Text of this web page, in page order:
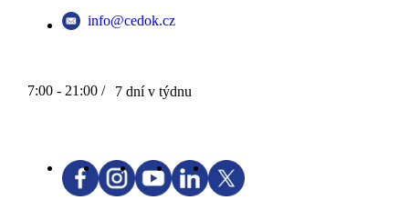
info@cedok.cz
7:00 - 21:00 / 7 dní v týdnu